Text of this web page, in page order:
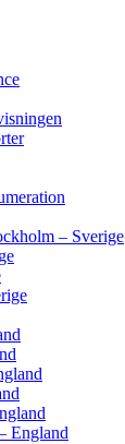
– Sverige
England